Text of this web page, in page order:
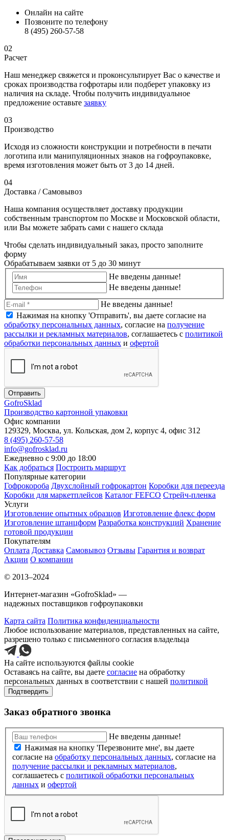
Онлайн на сайте
Позвоните по телефону
8 (495) 260-57-58
02
Расчет
Наш менеджер свяжется и проконсультирует Вас о качестве и
сроках производства гофротары или подберет упаковку из
наличия на складе. Чтобы получить индивидуальное
предложение оставьте заявку
03
Производство
Исходя из сложности конструкции и потребности в печати
логотипа или манипуляционных знаков на гофроупаковке,
время изготовления может быть от 3 до 14 дней.
04
Доставка / Самовывоз
Наша компания осуществляет доставку продукции
собственным транспортом по Москве и Московской области,
или Вы можете забрать сами с нашего склада
Чтобы сделать индивидуальный заказ, просто заполните
форму
Обрабатываем заявки от 5 до 30 минут
Не введены данные!
Не введены данные!
Не введены данные!
Нажимая на кнопку 'Отправить', вы даете согласие на
обработку персональных данных, согласие на получение
рассылки и рекламных материалов, соглашаетесь c политикой
обработки персональных данных и офертой
Отправить
GofroSklad
Производство картонной упаковки
Офис компании
129329, Москва, ул. Кольская, дом 2, корпус 4, офис 312
8 (495) 260-57-58
info@gofrosklad.ru
Ежедневно с 9:00 до 18:00
Как добраться Построить маршрут
Популярные категории
Гофрокороба Двухслойный гофрокартон Коробки для переезда
Коробки для маркетплейсов Каталог FEFCO Стрейч-пленка
Услуги
Изготовление опытных образцов Изготовление флекс форм
Изготовление штанцформ Разработка конструкций Хранение
готовой продукции
Покупателям
Оплата Доставка Самовывоз Отзывы Гарантия и возврат
Акции О компании
© 2013–2024
Интернет-магазин «GofroSklad» —
надежных поставщиков гофроупаковки
Карта сайта Политика конфиденциальности
Любое использование материалов, представленных на сайте,
разрешено только с письменного согласия владельца
На сайте используются файлы cookie
Оставаясь на сайте, вы даете согласие на обработку
персональных данных в соответствии с нашей политикой
Подтвердить
Заказ обратного звонка
Не введены данные!
Нажимая на кнопку 'Перезвоните мне', вы даете
согласие на обработку персональных данных, согласие на
получение рассылки и рекламных материалов,
соглашаетесь c политикой обработки персональных
данных и офертой